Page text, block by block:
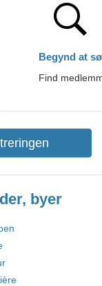
Begynd at
Find
byer